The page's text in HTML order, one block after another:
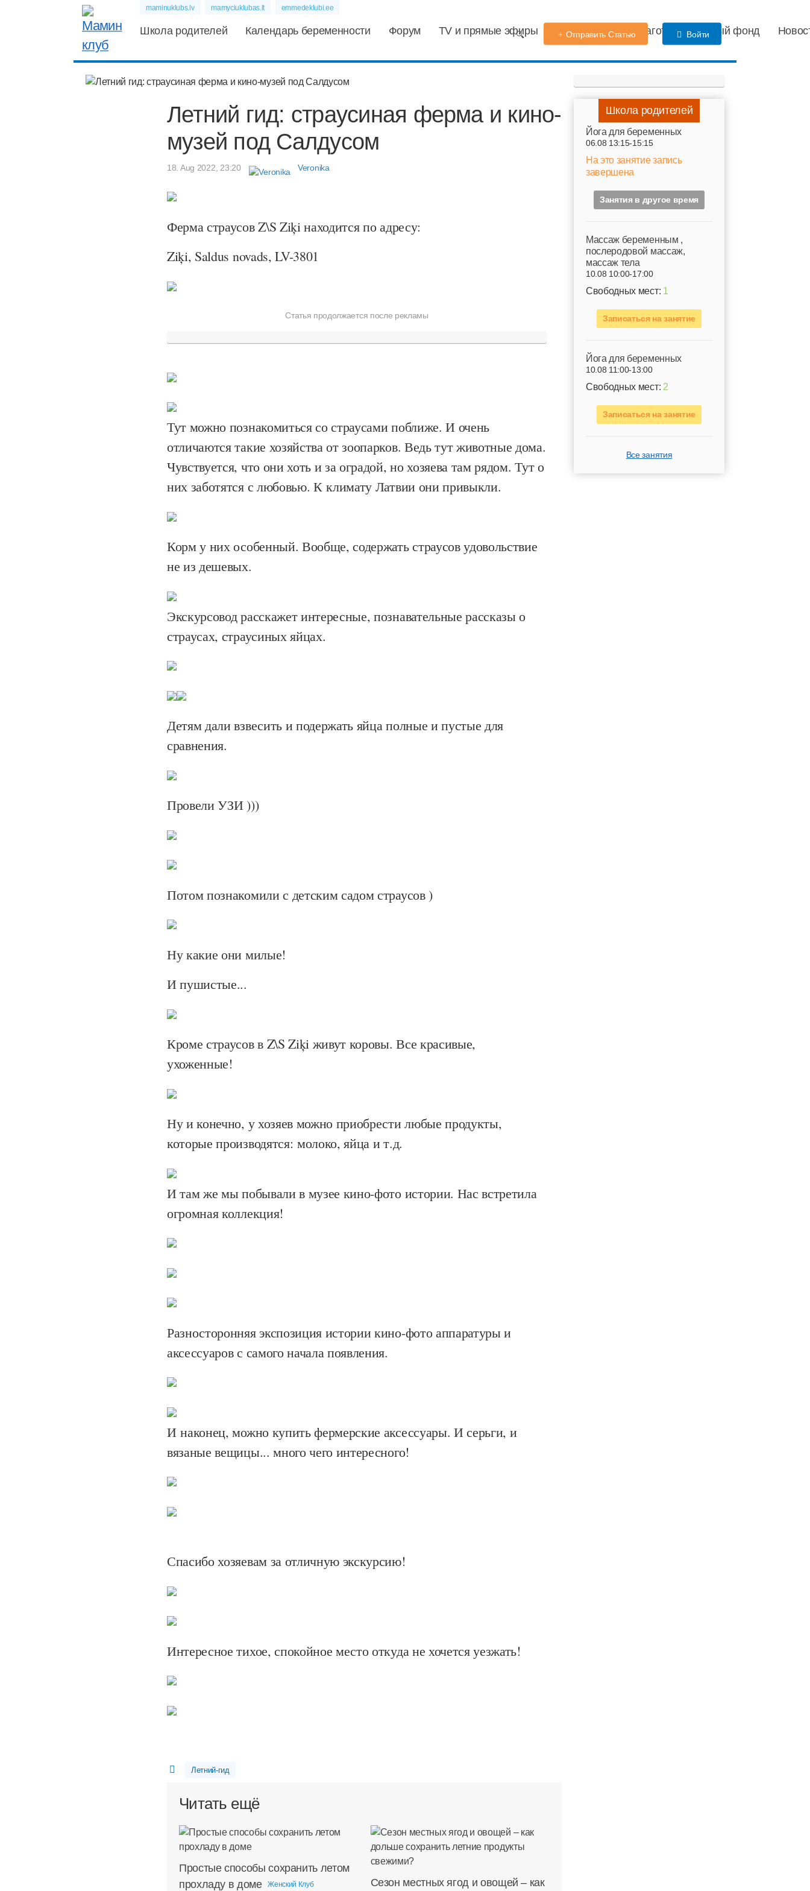
maminuklubs.lv mamyciuklubas.lt emmedeklubi.ee
Школа родителей Календарь беременности Форум TV и прямые эфиры Детский сад Благотворительный фонд
Отправить Статью Войти
Летний гид: страусиная ферма и кино-
музей под Салдусом
18. Aug 2022, 23:20 Veronika
Ферма страусов Z\S Ziķi находится по адресу:
Ziķi, Saldus novads, LV-3801
Статья продолжается после рекламы
Тут можно познакомиться со страусами поближе. И очень
отличаются такие хозяйства от зоопарков. Ведь тут животные дома.
Чувствуется, что они хоть и за оградой, но хозяева там рядом. Тут о
них заботятся с любовью. К климату Латвии они привыкли.
Корм у них особенный. Вообще, содержать страусов удовольствие
не из дешевых.
Экскурсовод расскажет интересные, познавательные рассказы о
страусах, страусиных яйцах.
Детям дали взвесить и подержать яйца полные и пустые для
сравнения.
Провели УЗИ )))
Потом познакомили с детским садом страусов )
Ну какие они милые!
И пушистые...
Кроме страусов в Z\S Ziķi живут коровы. Все красивые,
ухоженные!
Ну и конечно, у хозяев можно приобрести любые продукты,
которые производятся: молоко, яйца и т.д.
И там же мы побывали в музее кино-фото истории. Нас встретила
огромная коллекция!
Разносторонняя экспозиция истории кино-фото аппаратуры и
аксессуаров с самого начала появления.
И наконец, можно купить фермерские аксессуары. И серьги, и
вязаные вещицы... много чего интересного!
Спасибо хозяевам за отличную экскурсию!
Интересное тихое, спокойное место откуда не хочется уезжать!
Летний-гид
Читать ещё
Простые способы сохранить летом
прохладу в доме
Женский Клуб Сезон местных ягод и овощей – как
Школа родителей
Йога для беременных
06.08 13:15-15:15
На это занятие запись
завершена
Занятия в другое время
Mассаж беременным ,
послеродовой массаж,
массаж тела
10.08 10:00-17:00
Свободных мест: 1
Записаться на занятие
Йога для беременных
10.08 11:00-13:00
Свободных мест: 2
Записаться на занятие
Все занятия